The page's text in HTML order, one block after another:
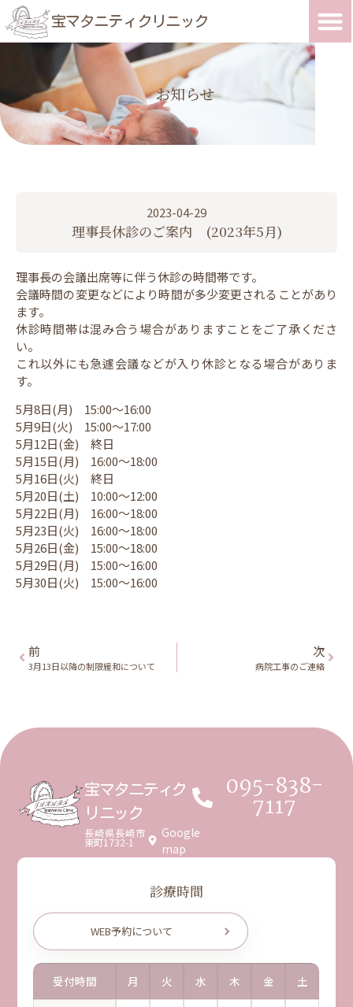
宝マタニティクリニック
お知らせ
2023-04-29
理事長休診のご案内 (2023年5月)
理事長の会議出席等に伴う休診の時間帯です。
会議時間の変更などにより時間が多少変更されることがあり
ます。
休診時間帯は混み合う場合がありますことをご了承くださ
い。
これ以外にも急遽会議などが入り休診となる場合がありま
す。
5月8日(月) 15:00〜16:00
5月9日(火) 15:00〜17:00
5月12日(金) 終日
5月15日(月) 16:00〜18:00
5月16日(火) 終日
5月20日(土) 10:00〜12:00
5月22日(月) 16:00〜18:00
5月23日(火) 16:00〜18:00
5月26日(金) 15:00〜18:00
5月29日(月) 15:00〜16:00
5月30日(火) 15:00〜16:00
前
3月13日以降の制限緩和について
次
病院工事のご連絡
宝マタニティク
リニック
長崎県長崎市
東町1732-1
Google
map
095-838-
7117
診療時間
WEB予約について
受付時間 月 火 水 木 金 土